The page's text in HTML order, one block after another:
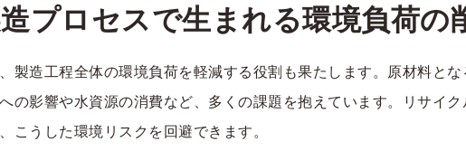
プロセスで生まれる環境負荷の
製造工程全体の環境負荷を軽減する役割も果たします。原材料とな
の影響や水資源の消費など、多くの課題を抱えています。リサイク
こうした環境リスクを回避できます。